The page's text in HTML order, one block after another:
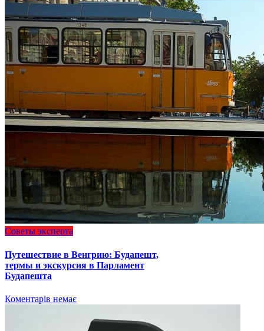
Советы эксперта
Путешествие в Венгрию: Будапешт,
термы и экскурсия в Парламент
Будапешта
Коментарів немає